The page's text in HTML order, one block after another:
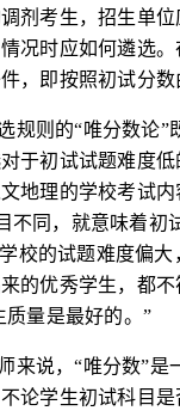
剂考生，招生单
况时应如何遴选
，即按照初试分
规则的“唯分数论
于初试试题难度
地理的学校考试
不同，就意味着初
校的试题难度偏
的优秀学生，都
质量是最好的。”
来说，“唯分数”
论学生初试科目